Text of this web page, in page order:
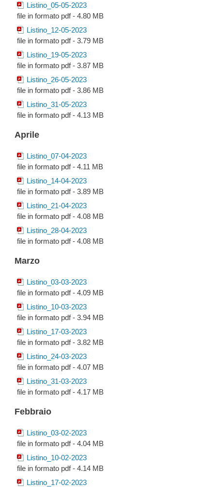
Listino_05-05-2023
file in formato pdf - 4.80 MB
Listino_12-05-2023
file in formato pdf - 3.79 MB
Listino_19-05-2023
file in formato pdf - 3.87 MB
Listino_26-05-2023
file in formato pdf - 3.86 MB
Listino_31-05-2023
file in formato pdf - 4.13 MB
Aprile
Listino_07-04-2023
file in formato pdf - 4.11 MB
Listino_14-04-2023
file in formato pdf - 3.89 MB
Listino_21-04-2023
file in formato pdf - 4.08 MB
Listino_28-04-2023
file in formato pdf - 4.08 MB
Marzo
Listino_03-03-2023
file in formato pdf - 4.09 MB
Listino_10-03-2023
file in formato pdf - 3.94 MB
Listino_17-03-2023
file in formato pdf - 3.82 MB
Listino_24-03-2023
file in formato pdf - 4.07 MB
Listino_31-03-2023
file in formato pdf - 4.17 MB
Febbraio
Listino_03-02-2023
file in formato pdf - 4.04 MB
Listino_10-02-2023
file in formato pdf - 4.14 MB
Listino_17-02-2023